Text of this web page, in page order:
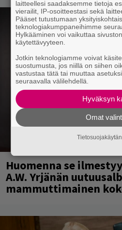
Huomenna se
A.W. Yrjänän
mammuttimainen
laitteellesi saadaksemme tietoja
vierailit, IP-osoitteestasi sekä
Pääset tutustumaan
teknologiakumppaneihimme
Hylkääminen voi vaikuttaa
käytettävyyteen.
Jotkin teknologiamme voivat
suostumusta, jos niillä on siihen
vastustaa tätä tai muuttaa
seuraavalla välilehdellä.
Hyväksyn
Omat